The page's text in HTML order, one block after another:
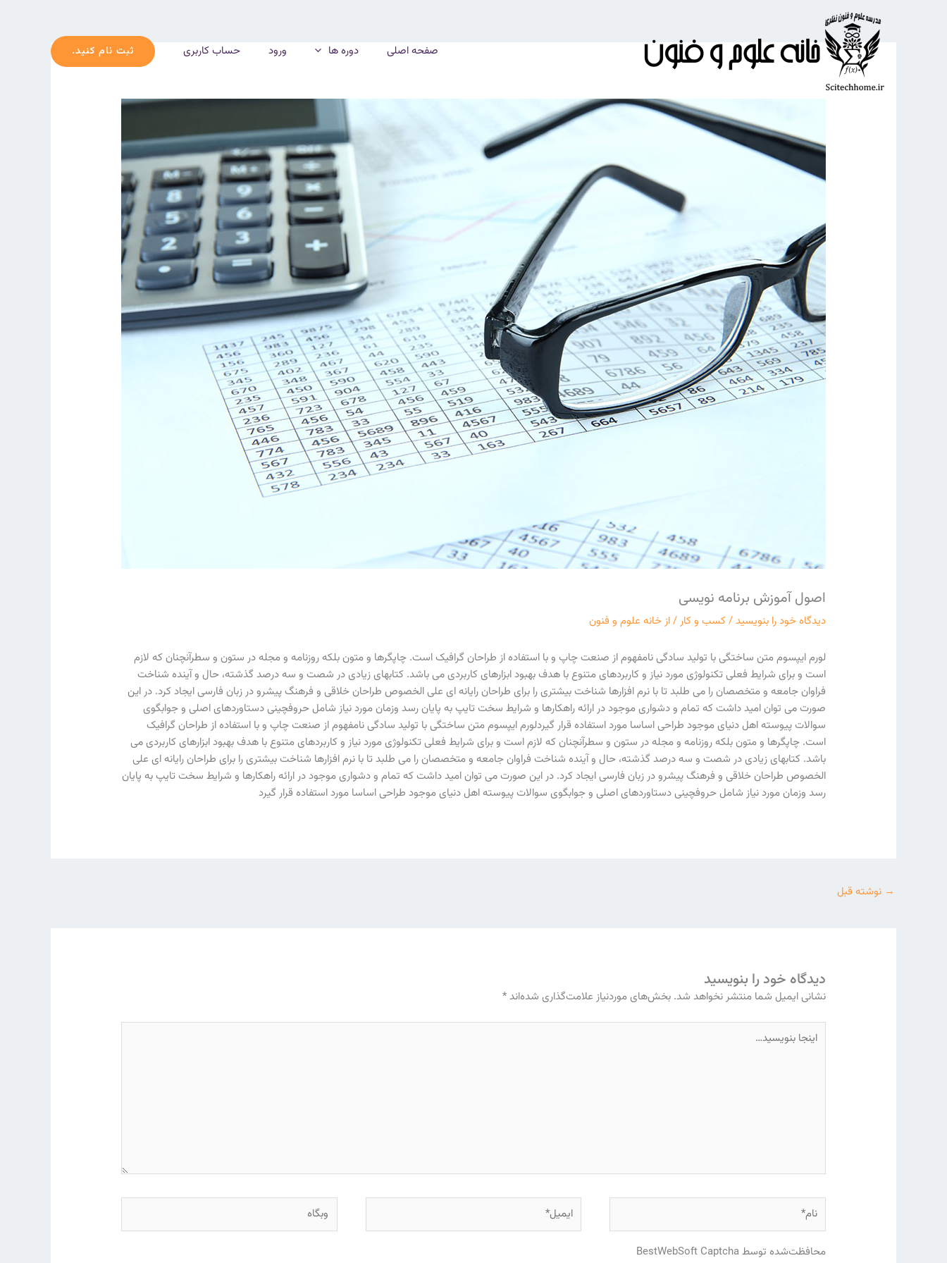
صفحه اصلی دوره ها ورود حساب کاربری ثبت نام کنید.
اصول آموزش برنامه نویسی
دیدگاه‌ خود را بنویسید/کسب و کار/ ازخانه علوم و فنون
لورم ایپسوم متن ساختگی با تولید سادگی نامفهوم از صنعت چاپ و با استفاده از طراحان گرافیک است. چاپگرها و متون بلکه روزنامه و مجله در ستون و سطرآنچنان که لازم
است و برای شرایط فعلی تکنولوژی مورد نیاز و کاربردهای متنوع با هدف بهبود ابزارهای کاربردی می باشد. کتابهای زیادی در شصت و سه درصد گذشته، حال و آینده شناخت
فراوان جامعه و متخصصان را می طلبد تا با نرم افزارها شناخت بیشتری را برای طراحان رایانه ای علی الخصوص طراحان خلاقی و فرهنگ پیشرو در زبان فارسی ایجاد کرد. در این
صورت می توان امید داشت که تمام و دشواری موجود در ارائه راهکارها و شرایط سخت تایپ به پایان رسد وزمان مورد نیاز شامل حروفچینی دستاوردهای اصلی و جوابگوی
سوالات پیوسته اهل دنیای موجود طراحی اساسا مورد استفاده قرار گیردلورم ایپسوم متن ساختگی با تولید سادگی نامفهوم از صنعت چاپ و با استفاده از طراحان گرافیک
است. چاپگرها و متون بلکه روزنامه و مجله در ستون و سطرآنچنان که لازم است و برای شرایط فعلی تکنولوژی مورد نیاز و کاربردهای متنوع با هدف بهبود ابزارهای کاربردی می
باشد. کتابهای زیادی در شصت و سه درصد گذشته، حال و آینده شناخت فراوان جامعه و متخصصان را می طلبد تا با نرم افزارها شناخت بیشتری را برای طراحان رایانه ای علی
الخصوص طراحان خلاقی و فرهنگ پیشرو در زبان فارسی ایجاد کرد. در این صورت می توان امید داشت که تمام و دشواری موجود در ارائه راهکارها و شرایط سخت تایپ به پایان
رسد وزمان مورد نیاز شامل حروفچینی دستاوردهای اصلی و جوابگوی سوالات پیوسته اهل دنیای موجود طراحی اساسا مورد استفاده قرار گیرد
→ نوشته قبل
دیدگاه‌ خود را بنویسید
نشانی ایمیل شما منتشر نخواهد شد. بخش‌های موردنیاز علامت‌گذاری شده‌اند*
بنویسید…
وبگاه
محافظت‌شده توسط BestWebSoft Captcha